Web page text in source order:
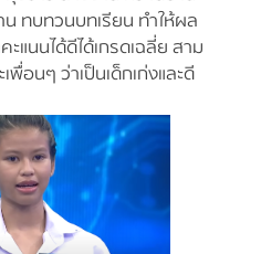
น ทบทวนบทเรียน ทำให้ผล
แนนได้ดีได้เกรดเฉลี่ย สาม
พื่อนๆ ว่าเป็นเด็กเก่งและดี